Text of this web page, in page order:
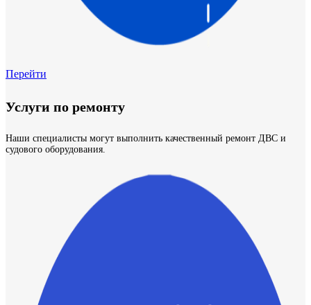
Перейти
Услуги по ремонту
Наши специалисты могут выполнить качественный ремонт ДВС и
судового оборудования.